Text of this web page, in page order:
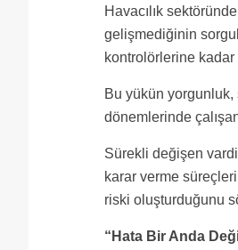
Havacılık
gelişmediğinin
kontrolörlerine
Bu yükün yorgunluk,
dönemlerinde
Sürekli değişen
karar verme
riski oluşturduğunu
“Hata Bir Anda